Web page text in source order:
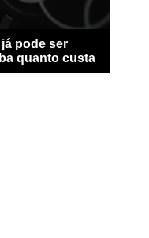
pode ser
quanto custa